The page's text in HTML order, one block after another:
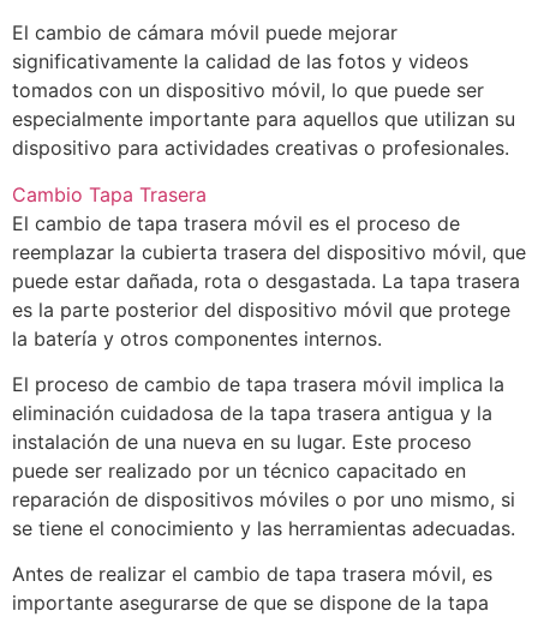
El cambio de cámara móvil puede mejorar
significativamente la calidad de las fotos y videos
tomados con un dispositivo móvil, lo que puede ser
especialmente importante para aquellos que utilizan su
dispositivo para actividades creativas o profesionales.
Cambio Tapa Trasera
El cambio de tapa trasera móvil es el proceso de
reemplazar la cubierta trasera del dispositivo móvil, que
puede estar dañada, rota o desgastada. La tapa trasera
es la parte posterior del dispositivo móvil que protege
la batería y otros componentes internos.
El proceso de cambio de tapa trasera móvil implica la
eliminación cuidadosa de la tapa trasera antigua y la
instalación de una nueva en su lugar. Este proceso
puede ser realizado por un técnico capacitado en
reparación de dispositivos móviles o por uno mismo, si
se tiene el conocimiento y las herramientas adecuadas.
Antes de realizar el cambio de tapa trasera móvil, es
importante asegurarse de que se dispone de la tapa